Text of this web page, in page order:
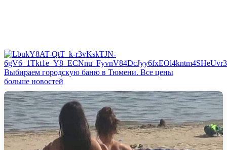
Выбираем городскую баню в Тюмени. Все цены
больше новостей